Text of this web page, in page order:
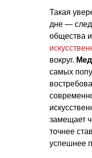
Такая
дне —
общества
вокруг.
самых
замещает
точнее
успешнее